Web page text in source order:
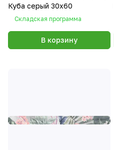
Куба серый 30x60
Складская программа
В корзину